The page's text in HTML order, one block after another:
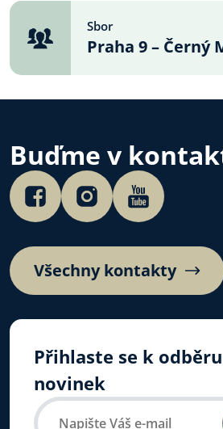
Sbor
Praha 9 – Černý
Buďme v
Všechny kontakty
Přihlaste se k odběru
novinek